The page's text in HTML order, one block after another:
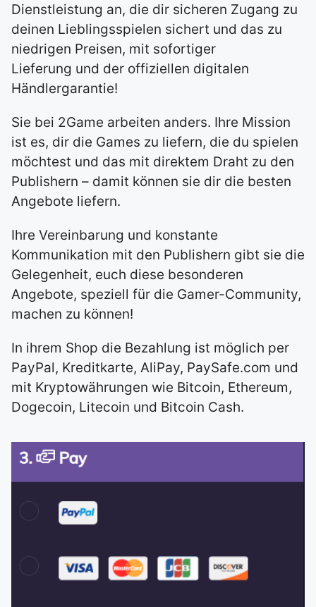
Dienstleistung an, die dir sicheren Zugang zu
deinen Lieblingsspielen sichert und das zu
niedrigen Preisen, mit sofortiger
Lieferung und der offiziellen digitalen
Händlergarantie!
Sie bei 2Game arbeiten anders. Ihre Mission
ist es, dir die Games zu liefern, die du spielen
möchtest und das mit direktem Draht zu den
Publishern – damit können sie dir die besten
Angebote liefern.
Ihre Vereinbarung und konstante
Kommunikation mit den Publishern gibt sie die
Gelegenheit, euch diese besonderen
Angebote, speziell für die Gamer-Community,
machen zu können!
In ihrem Shop die Bezahlung ist möglich per
PayPal, Kreditkarte, AliPay, PaySafe.com und
mit Kryptowährungen wie Bitcoin, Ethereum,
Dogecoin, Litecoin und Bitcoin Cash.